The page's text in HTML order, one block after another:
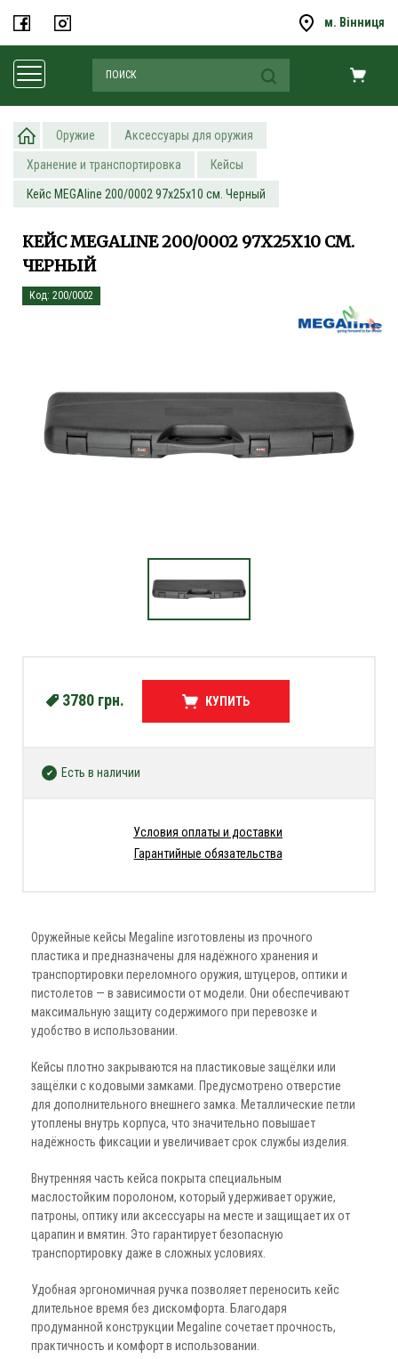
м. Вінниця
Оружие Аксессуары для оружия
Хранение и транспортировка Кейсы
Кейс MEGAline 200/0002 97х25х10 см. Черный
КЕЙС MEGALINE 200/0002 97Х25Х10 СМ.
ЧЕРНЫЙ
Код: 200/0002
Оружейные кейсы Megaline изготовлены из прочного
пластика и предназначены для надёжного хранения и
транспортировки переломного оружия, штуцеров, оптики и
пистолетов — в зависимости от модели. Они обеспечивают
максимальную защиту содержимого при перевозке и
удобство в использовании.
Кейсы плотно закрываются на пластиковые защёлки или
защёлки с кодовыми замками. Предусмотрено отверстие
для дополнительного внешнего замка. Металлические петли
утоплены внутрь корпуса, что значительно повышает
надёжность фиксации и увеличивает срок службы изделия.
Внутренняя часть кейса покрыта специальным
маслостойким поролоном, который удерживает оружие,
патроны, оптику или аксессуары на месте и защищает их от
царапин и вмятин. Это гарантирует безопасную
транспортировку даже в сложных условиях.
Удобная эргономичная ручка позволяет переносить кейс
длительное время без дискомфорта. Благодаря
продуманной конструкции Megaline сочетает прочность,
практичность и комфорт в использовании.
3780 грн. КУПИТЬ
Есть в наличии
Условия оплаты и доставки
Гарантийные обязательства